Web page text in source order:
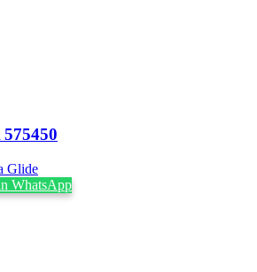
Glide
WhatsApp